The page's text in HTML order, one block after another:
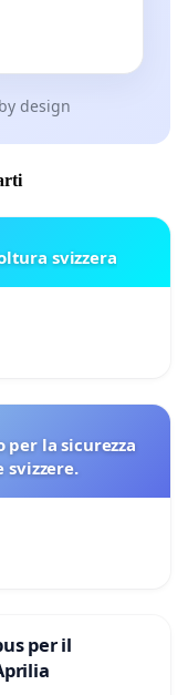
design
svizzera
per la sicurezza
per il